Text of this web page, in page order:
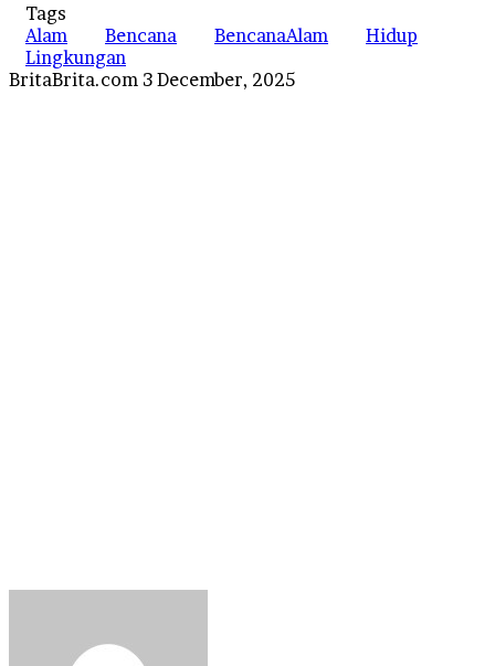
Tags
Alam
Bencana BencanaAlam
Hidup
Lingkungan
BritaBrita.com Send
3 December, 2025